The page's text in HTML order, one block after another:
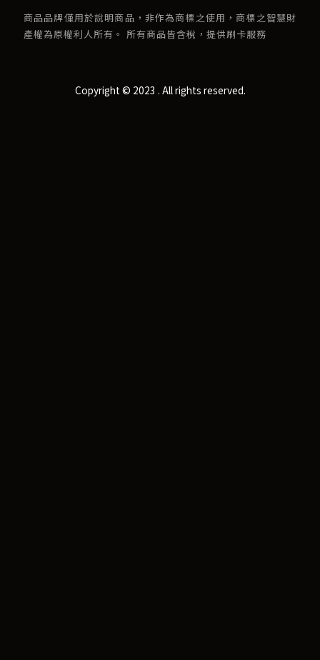
商品品牌僅用於說明商品，非作為商標之使用，商標之智慧財
產權為原權利人所有。 所有商品皆含稅，提供刷卡服務
Copyright © 2023 . All rights reserved.